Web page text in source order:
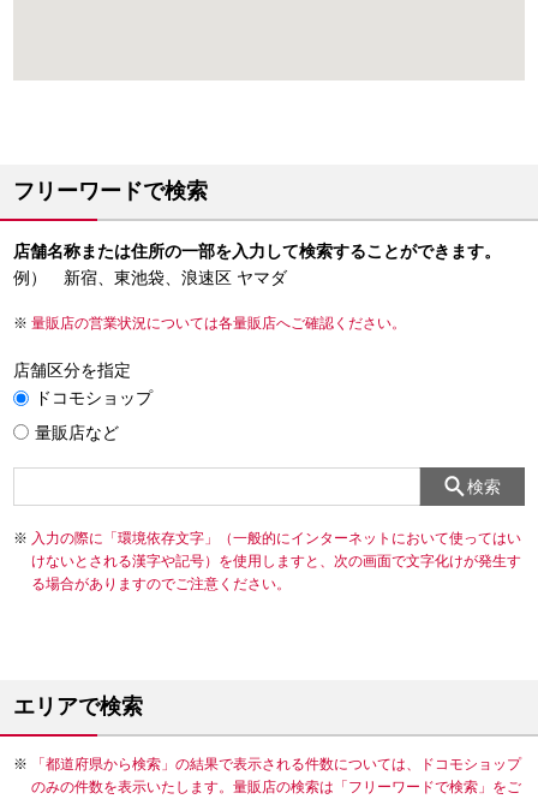
フリーワードで検索
店舗名称または住所の一部を入力して検索することができます。
例） 新宿、東池袋、浪速区 ヤマダ
量販店の営業状況については各量販店へご確認ください。
店舗区分を指定
ドコモショップ
量販店など
検索
入力の際に「環境依存文字」（一般的にインターネットにおいて使ってはい
けないとされる漢字や記号）を使用しますと、次の画面で文字化けが発生す
る場合がありますのでご注意ください。
エリアで検索
「都道府県から検索」の結果で表示される件数については、ドコモショップ
のみの件数を表示いたします。量販店の検索は「フリーワードで検索」をご